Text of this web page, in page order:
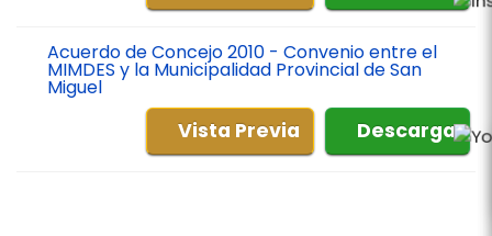
Acuerdo de Concejo 2010 - Convenio entre el
MIMDES y la Municipalidad Provincial de San
Miguel
Descarga
Vista Previa